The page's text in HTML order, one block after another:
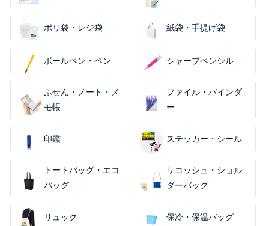
ポリ袋・レジ袋 紙袋・手提げ袋
ボールペン・ペン シャープペンシル
ふせん・ノート・メ
モ帳
ファイル・バインダ
ー
印鑑 ステッカー・シール
トートバッグ・エコ
バッグ
サコッシュ・ショル
ダーバッグ
リュック 保冷・保温バッグ